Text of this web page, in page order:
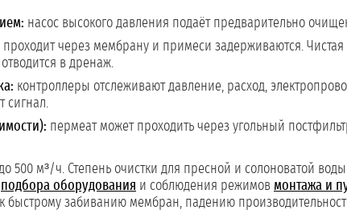
насос высокого давления подаёт предварительно
проходит через мембрану и примеси задерживаются.
в дренаж.
контроллеры отслеживают давление, расход,
сигнал.
пермеат может проходить через угольный
500 м³/ч. Степень очистки для пресной и солоноватой
подбора оборудования и соблюдения режимов монтажа и
быстрому забиванию мембран, падению